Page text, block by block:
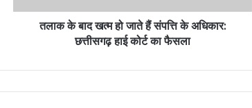
तलाक के बाद खत्म हो जाते हैं संपत्ति के अधिकार:
छत्तीसगढ़ हाई कोर्ट का फैसला